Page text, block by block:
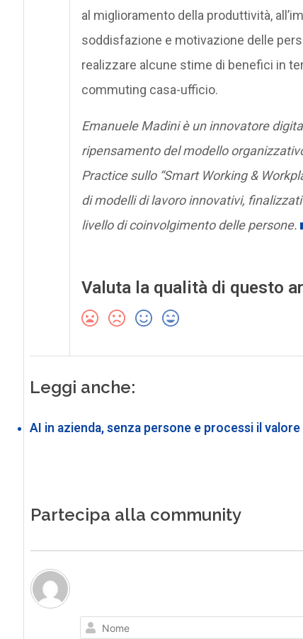
al miglioramento della produttività,
soddisfazione e motivazione delle
realizzare alcune stime di benefici in
commuting casa-ufficio.
Emanuele Madini è un innovatore
ripensamento del modello
Practice sullo “Smart Working &
di modelli di lavoro innovativi,
livello di coinvolgimento delle persone.
Valuta la qualità di questo
Leggi anche:
AI in azienda, senza persone e processi il
Partecipa alla community